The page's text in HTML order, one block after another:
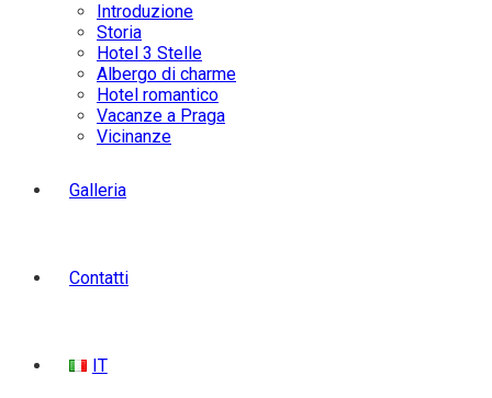
Introduzione
Storia
Hotel 3 Stelle
Albergo di charme
Hotel romantico
Vacanze a Praga
Vicinanze
Galleria
Contatti
IT